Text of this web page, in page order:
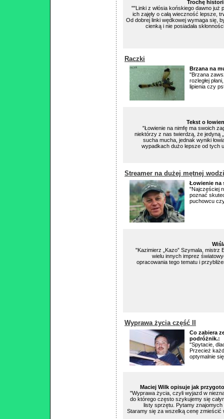
Trochę
""Linki z włósia końskiego dawno już
ich zajęły o całą wieczność lepsze,
Od dobrej linki wędkowej wymaga się,
cienką i nie posiadała
Raczki
Brzana na
"Brzana
rozległej
lipienia czy
Tekst o
"Łowienie na nimfę ma swoich
niektórzy z nas twierdzą, że jedyną
sucha mucha, jednak wyniki
wypadkach dużo lepsze od tych
Streamer na dużej mętnej
Łowienie na
"Najczęściej
poznać
puchowcu
"Kazimierz „Kazo” Szymala, mistrz
wielu innych imprez
opracowania tego tematu i
Wyprawa życia część II
Co zabiera
podróżnik.:
"Spytacie,
Przecież
optymalnie
Maciej Wilk opisuje jak
"Wyprawa życia, czyli wyjazd w
do którego często szykujemy się
listy sprzętu. Pytamy
Staramy się za wszelką cenę zmieścić